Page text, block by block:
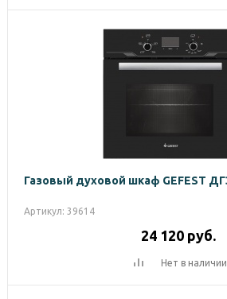
Газовый духовой шкаф GEFEST
Артикул: 39614
24 120 руб.
Нет в наличии